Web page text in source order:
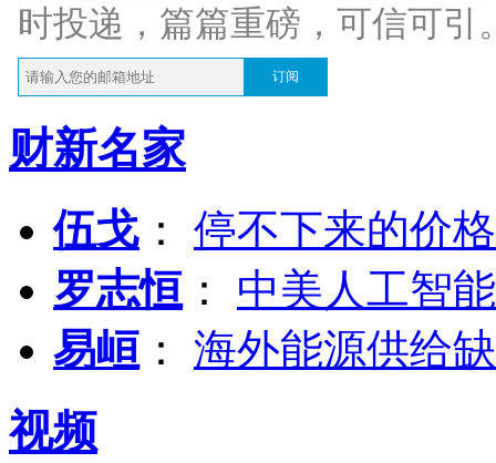
时投递，篇篇重磅，可信可引
订阅
财新名家
伍戈 ： 停不下来的价
罗志恒 ： 中美人工智
易峘 ： 海外能源供给
视频